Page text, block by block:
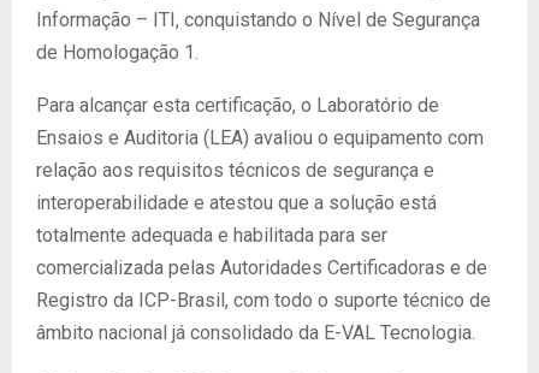
Informação – ITI, conquistando o Nível de Segurança
de Homologação 1.
Para alcançar esta certificação, o Laboratório de
Ensaios e Auditoria (LEA) avaliou o equipamento com
relação aos requisitos técnicos de segurança e
interoperabilidade e atestou que a solução está
totalmente adequada e habilitada para ser
comercializada pelas Autoridades Certificadoras e de
Registro da ICP-Brasil, com todo o suporte técnico de
âmbito nacional já consolidado da E-VAL Tecnologia.